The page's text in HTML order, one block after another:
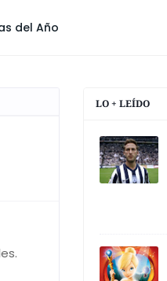
del Año
LO + LEÍDO